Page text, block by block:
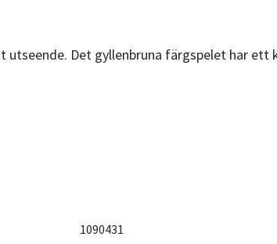
Det gyllenbruna färgspelet har
1090431